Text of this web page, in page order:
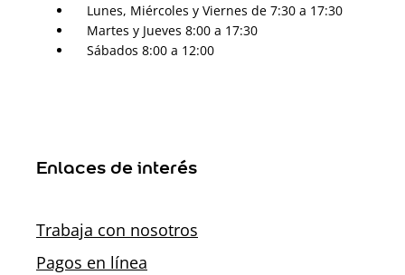
Lunes, Miércoles y Viernes de 7:30 a 17:30
Martes y Jueves 8:00 a 17:30
Sábados 8:00 a 12:00
Enlaces de interés
Trabaja con nosotros
Pagos en línea